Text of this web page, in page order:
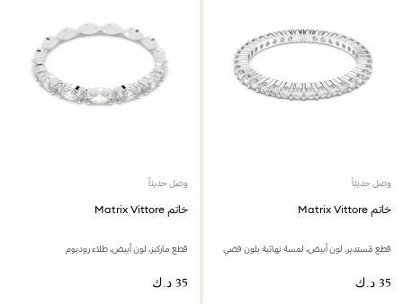
وصل حديثاً
خاتم Matrix Vittore
قطع مُستدير، لون أبيض، لمسة نهائية بلون فضي
وصل حديثاً
خاتم Matrix Vittore
قطع ماركيز،‏‎ لون أبيض،‎ طلاء روديوم